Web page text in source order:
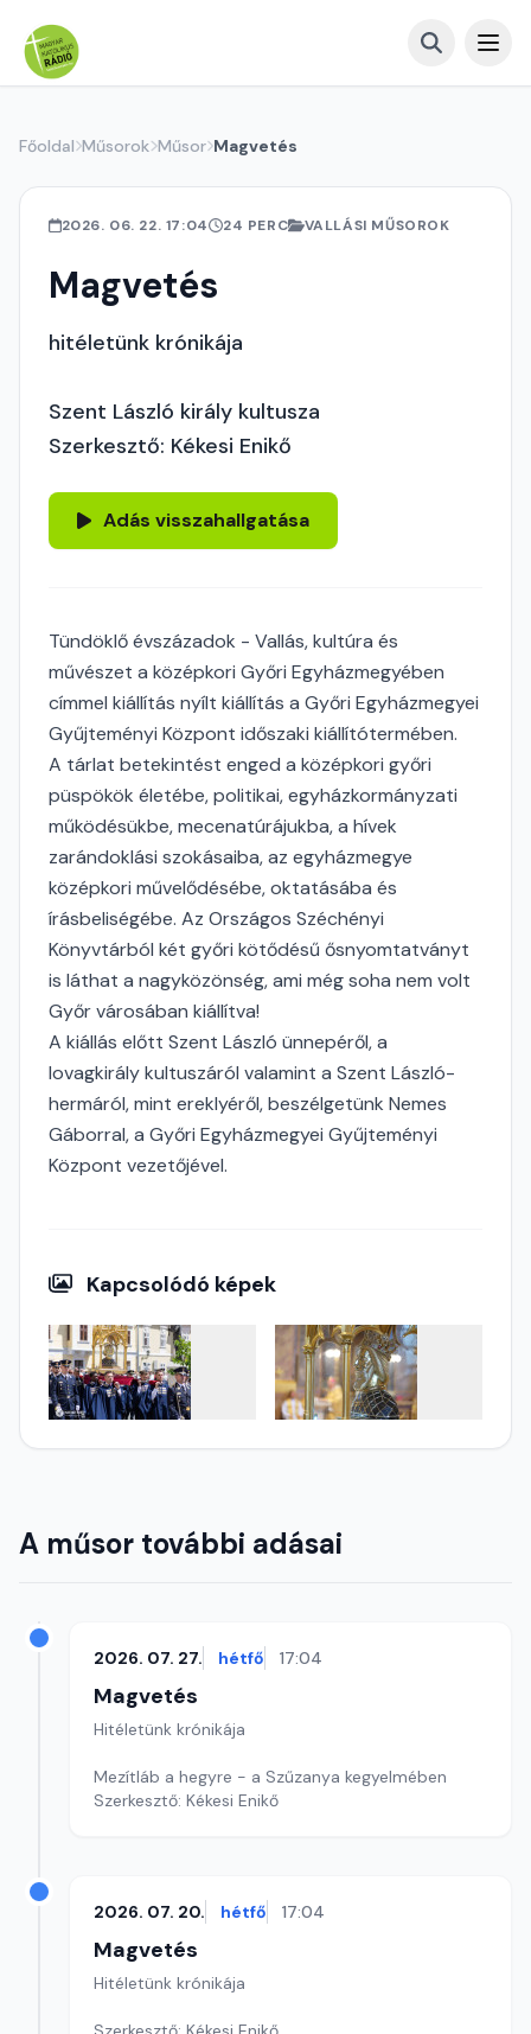
Főoldal Műsorok Műsor Magvetés
2026. 06. 22. 17:04 24 PERC VALLÁSI MŰSOROK
Magvetés
hitéletünk krónikája
Szent László király kultusza
Szerkesztő: Kékesi Enikő
Adás visszahallgatása
Tündöklő évszázadok - Vallás, kultúra és
művészet a középkori Győri Egyházmegyében
címmel kiállítás nyílt kiállítás a Győri Egyházmegyei
Gyűjteményi Központ időszaki kiállítótermében.
A tárlat betekintést enged a középkori győri
püspökök életébe, politikai, egyházkormányzati
működésükbe, mecenatúrájukba, a hívek
zarándoklási szokásaiba, az egyházmegye
középkori művelődésébe, oktatásába és
írásbeliségébe. Az Országos Széchényi
Könyvtárból két győri kötődésű ősnyomtatványt
is láthat a nagyközönség, ami még soha nem volt
Győr városában kiállítva!
A kiállás előtt Szent László ünnepéről, a
lovagkirály kultuszáról valamint a Szent László-
hermáról, mint ereklyéről, beszélgetünk Nemes
Gáborral, a Győri Egyházmegyei Gyűjteményi
Központ vezetőjével.
Kapcsolódó képek
A műsor további adásai
2026. 07. 27. hétfő 17:04
Magvetés
Hitéletünk krónikája
Mezítláb a hegyre - a Szűzanya kegyelmében
Szerkesztő: Kékesi Enikő
2026. 07. 20. hétfő 17:04
Magvetés
Hitéletünk krónikája